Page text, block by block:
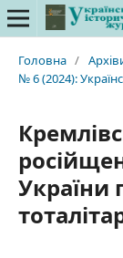
Головна /
№ 6 (2024):
України